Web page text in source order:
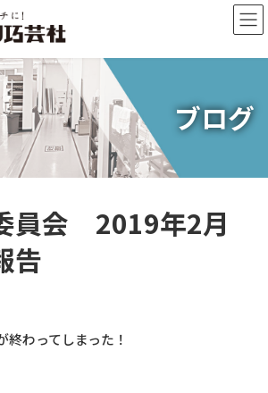
ブログ
員会 2019年2月
告
終わってしまった！